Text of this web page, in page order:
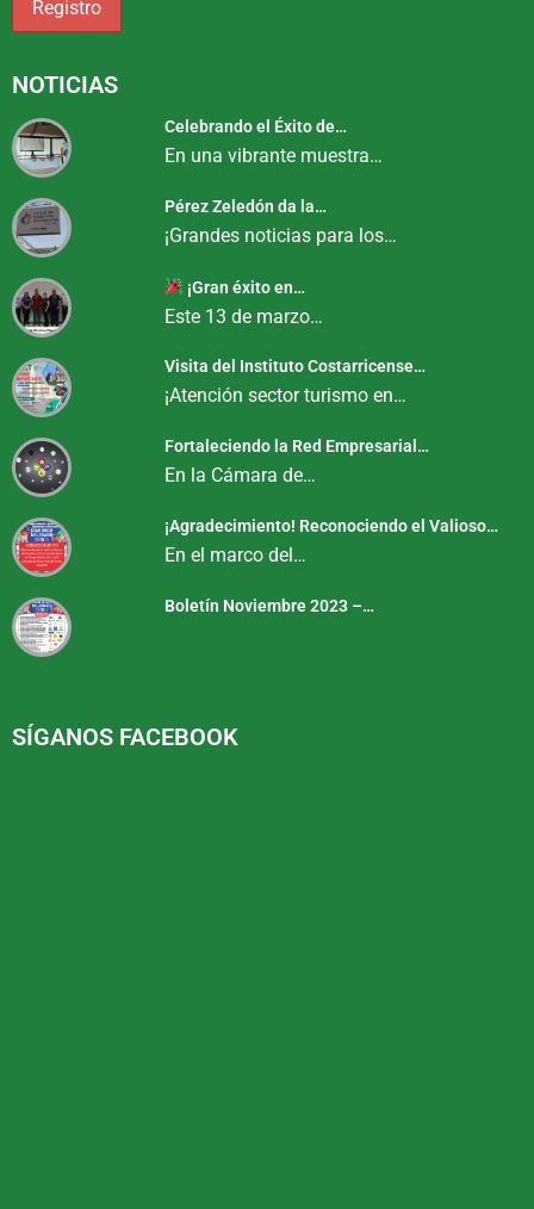
NOTICIAS
Celebrando el Éxito de…
En una vibrante muestra…
Pérez Zeledón da la…
¡Grandes noticias para los…
¡Gran éxito en…
Este 13 de marzo…
Visita del Instituto Costarricense…
¡Atención sector turismo en…
Fortaleciendo la Red Empresarial…
En la Cámara de…
¡Agradecimiento! Reconociendo el Valioso…
En el marco del…
Boletín Noviembre 2023 –…
SÍGANOS FACEBOOK